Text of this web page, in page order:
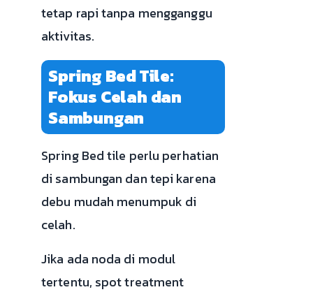
tetap rapi tanpa mengganggu
aktivitas.
Spring Bed Tile:
Fokus Celah dan
Sambungan
Spring Bed tile perlu perhatian
di sambungan dan tepi karena
debu mudah menumpuk di
celah.
Jika ada noda di modul
tertentu, spot treatment